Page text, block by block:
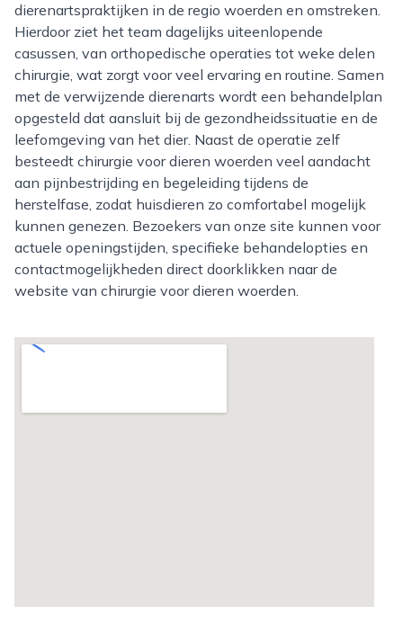
dierenartspraktijken in de regio woerden en omstreken.
Hierdoor ziet het team dagelijks uiteenlopende
casussen, van orthopedische operaties tot weke delen
chirurgie, wat zorgt voor veel ervaring en routine. Samen
met de verwijzende dierenarts wordt een behandelplan
opgesteld dat aansluit bij de gezondheidssituatie en de
leefomgeving van het dier. Naast de operatie zelf
besteedt chirurgie voor dieren woerden veel aandacht
aan pijnbestrijding en begeleiding tijdens de
herstelfase, zodat huisdieren zo comfortabel mogelijk
kunnen genezen. Bezoekers van onze site kunnen voor
actuele openingstijden, specifieke behandelopties en
contactmogelijkheden direct doorklikken naar de
website van chirurgie voor dieren woerden.